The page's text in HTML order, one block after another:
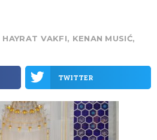
HAYRAT VAKFI, KENAN MUSIĆ,
TWITTER